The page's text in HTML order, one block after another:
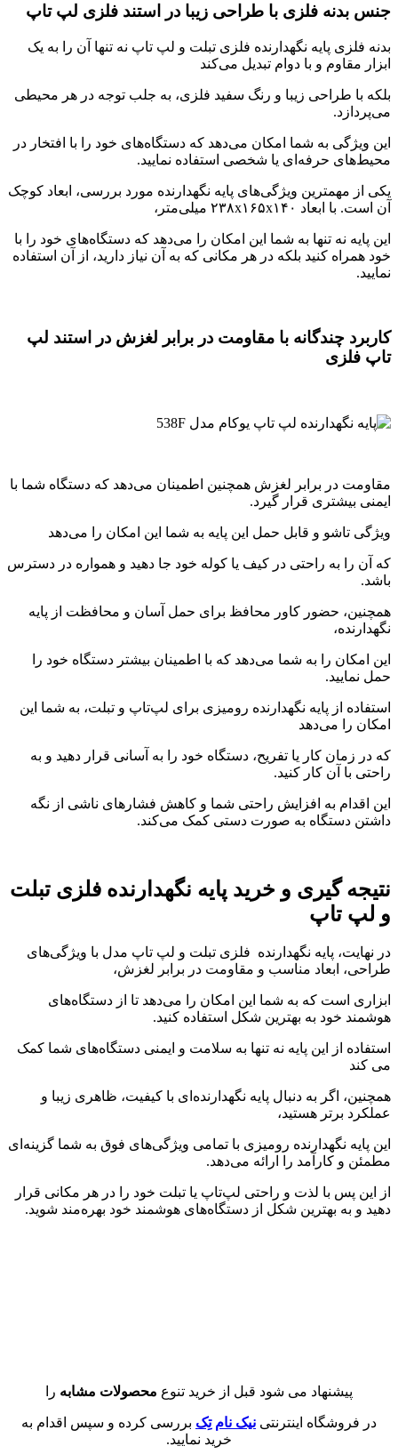
جنس بدنه فلزی با طراحی زیبا در استند فلزی لپ تاپ
بدنه فلزی پایه نگهدارنده فلزی تبلت و لپ تاپ نه تنها آن را به یک
ابزار مقاوم و با دوام تبدیل می‌کند
بلکه با طراحی زیبا و رنگ سفید فلزی، به جلب توجه در هر محیطی
می‌پردازد.
این ویژگی به شما امکان می‌دهد که دستگاه‌های خود را با افتخار در
محیط‌های حرفه‌ای یا شخصی استفاده نمایید.
یکی از مهمترین ویژگی‌های پایه نگهدارنده مورد بررسی، ابعاد کوچک
آن است. با ابعاد ۲۳۸x۱۶۵x۱۴۰ میلی‌متر،
این پایه نه تنها به شما این امکان را می‌دهد که دستگاه‌های خود را با
خود همراه کنید بلکه در هر مکانی که به آن نیاز دارید، از آن استفاده
نمایید.
کاربرد چندگانه با مقاومت در برابر لغزش در استند لپ
تاپ فلزی
مقاومت در برابر لغزش همچنین اطمینان می‌دهد که دستگاه شما با
ایمنی بیشتری قرار گیرد.
ویژگی تاشو و قابل حمل این پایه به شما این امکان را می‌دهد
که آن را به راحتی در کیف یا کوله خود جا دهید و همواره در دسترس
باشد.
همچنین، حضور کاور محافظ برای حمل آسان و محافظت از پایه
نگهدارنده،
این امکان را به شما می‌دهد که با اطمینان بیشتر دستگاه خود را
حمل نمایید.
استفاده از پایه نگهدارنده رومیزی برای لپ‌تاپ و تبلت، به شما این
امکان را می‌دهد
که در زمان کار یا تفریح، دستگاه خود را به آسانی قرار دهید و به
راحتی با آن کار کنید.
این اقدام به افزایش راحتی شما و کاهش فشارهای ناشی از نگه
داشتن دستگاه به صورت دستی کمک می‌کند.
نتیجه گیری و خرید پایه نگهدارنده فلزی تبلت
و لپ تاپ
در نهایت، پایه نگهدارنده فلزی تبلت و لپ تاپ مدل با ویژگی‌های
طراحی، ابعاد مناسب و مقاومت در برابر لغزش،
ابزاری است که به شما این امکان را می‌دهد تا از دستگاه‌های
هوشمند خود به بهترین شکل استفاده کنید.
استفاده از این پایه نه تنها به سلامت و ایمنی دستگاه‌های شما کمک
می کند
همچنین، اگر به دنبال پایه نگهدارنده‌ای با کیفیت، ظاهری زیبا و
عملکرد برتر هستید،
این پایه نگهدارنده رومیزی با تمامی ویژگی‌های فوق به شما گزینه‌ای
مطمئن و کارآمد را ارائه می‌دهد.
از این پس با لذت و راحتی لپ‌تاپ یا تبلت خود را در هر مکانی قرار
دهید و به بهترین شکل از دستگاه‌های هوشمند خود بهره‌مند شوید.
پیشنهاد می شود قبل از خرید تنوع محصولات مشابه را
در فروشگاه اینترنتی نیک نام تِک بررسی کرده و سپس اقدام به
خرید نمایید.